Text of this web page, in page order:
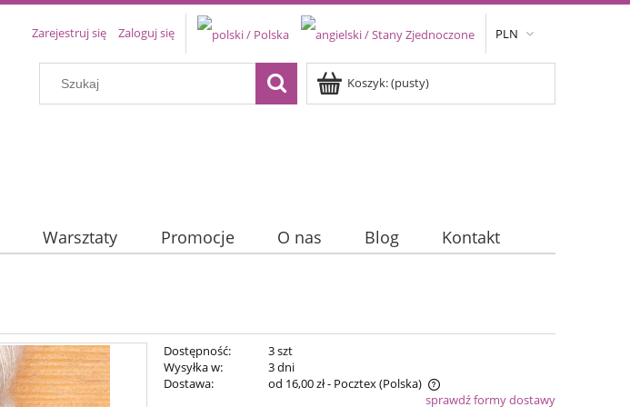
PLN
Zarejestruj się Zaloguj się
Koszyk:(pusty)
Warsztaty Promocje O nas Blog Kontakt
Dostępność:
3 szt
Wysyłka w:
3 dni
Dostawa:
od 16,00 zł- Pocztex(Polska)
sprawdź formy dostawy